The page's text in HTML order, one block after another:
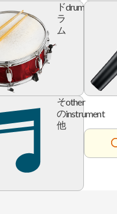
ド
ラ
ム
drum
そ
の
他
other
instrument